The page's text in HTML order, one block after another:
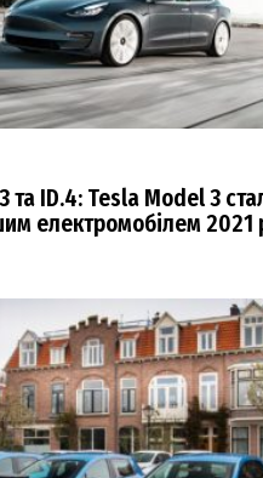
та ID.4: Tesla Model 3
електромобілем 2021